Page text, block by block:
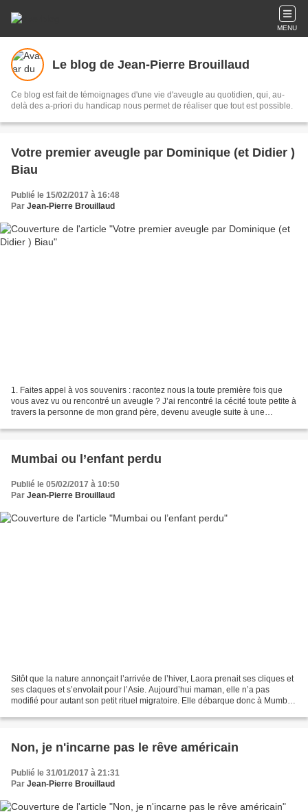
MENU
Le blog de Jean-Pierre Brouillaud
Ce blog est fait de témoignages d'une vie d'aveugle au quotidien, qui, au-
delà des a-priori du handicap nous permet de réaliser que tout est possible.
Votre premier aveugle par Dominique (et Didier )
Biau
Publié le 15/02/2017 à 16:48
Par Jean-Pierre Brouillaud
1. Faites appel à vos souvenirs : racontez nous la toute première fois que
vous avez vu ou rencontré un aveugle ? J’ai rencontré la cécité toute petite à
travers la personne de mon grand père, devenu aveugle suite à une
Mumbai ou l’enfant perdu
Publié le 05/02/2017 à 10:50
Par Jean-Pierre Brouillaud
Sitôt que la nature annonçait l’arrivée de l’hiver, Laora prenait ses cliques et
ses claques et s’envolait pour l’Asie. Aujourd’hui maman, elle n’a pas
modifié pour autant son petit rituel migratoire. Elle débarque donc à Mumbai
Non, je n'incarne pas le rêve américain
Publié le 31/01/2017 à 21:31
Par Jean-Pierre Brouillaud